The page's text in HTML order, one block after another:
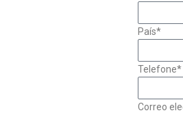
País*
Telefone*
Correo